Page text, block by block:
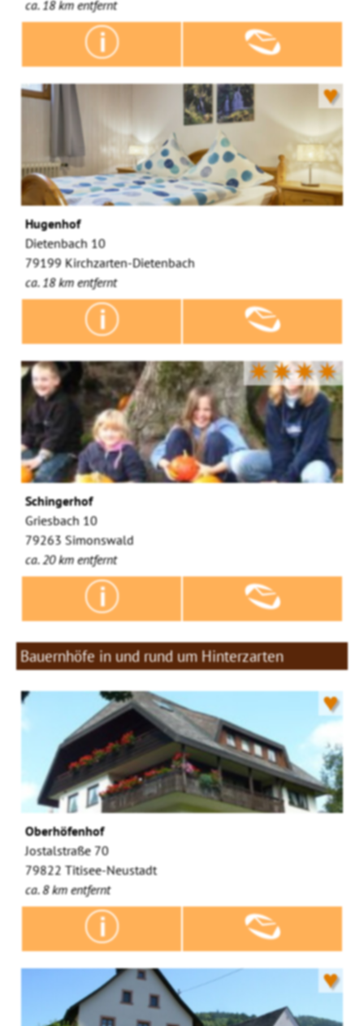
ca. 18 km entfernt
♥
Hugenhof
Dietenbach 10
79199 Kirchzarten-Dietenbach
ca. 18 km entfernt
✷✷✷✷
Schingerhof
Griesbach 10
79263 Simonswald
ca. 20 km entfernt
Bauernhöfe in und rund um Hinterzarten
♥
Oberhöfenhof
Jostalstraße 70
79822 Titisee-Neustadt
ca. 8 km entfernt
♥